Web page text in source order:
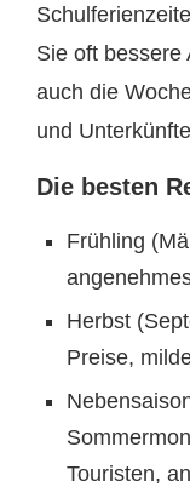
Sie oft bessere
auch die
und
Die besten
Frühling
Herbst
Preise,
Touristen,